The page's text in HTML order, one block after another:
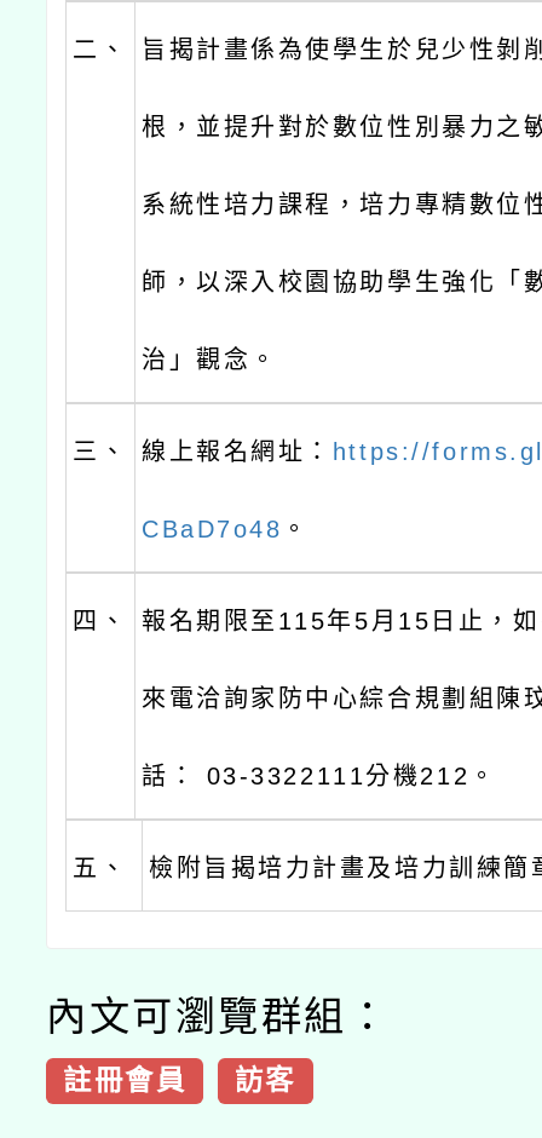
二、 旨揭計畫係為使學生於兒少性剝
根，並提升對於數位性別暴力之
系統性培力課程，培力專精數位
師，以深入校園協助學生強化「
治」觀念。
三、 線上報名網址： https://
CBaD7o48 。
四、 報名期限至115年5月15日止，
來電洽詢家防中心綜合規劃組陳
話： 03-3322111分機212。
五、 檢附旨揭培力計畫及培力訓練簡
內文可瀏覽群組：
註冊會員 訪客